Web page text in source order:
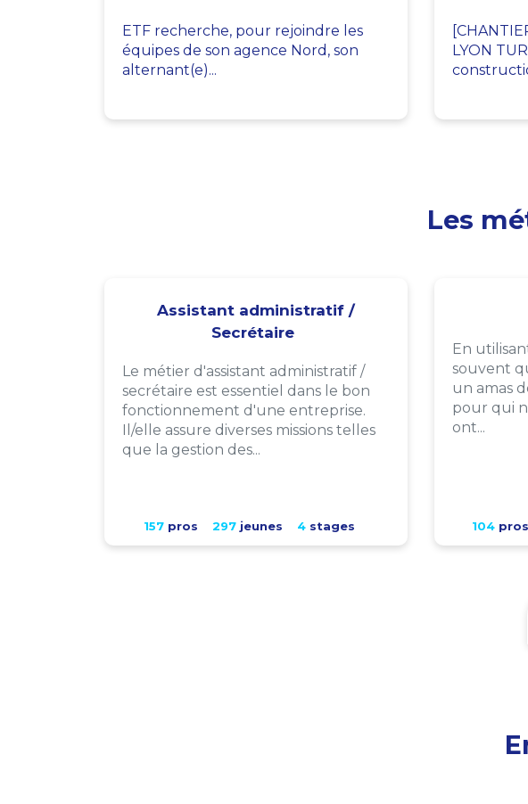
ETF recherche, pour rejoindre les
équipes de son agence Nord, son
alternant(e)...
LYON
Les
Assistant administratif /
Secrétaire
Le métier d'assistant administratif /
secrétaire est essentiel dans le bon
fonctionnement d'une entreprise.
Il/elle assure diverses missions telles
que la gestion des...
157pros 297jeunes 4stages
En
souvent
un amas
pour qui
ont...
104pros